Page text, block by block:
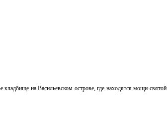
на Васильевском острове, где находятся мощи святой